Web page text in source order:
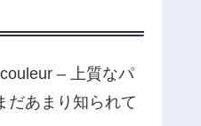
– 上質なパ
だあまり知られて